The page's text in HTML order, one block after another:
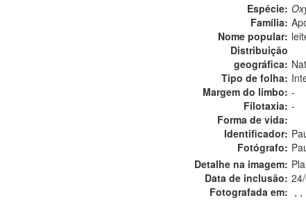
Espécie:
Família:
Nome popular:
Distribuição
geográfica:
Tipo de folha:
Margem do limbo: -
Filotaxia: -
Forma de vida:
Identificador:
Fotógrafo:
Detalhe na imagem:
Data de inclusão:
Fotografada em: , ,